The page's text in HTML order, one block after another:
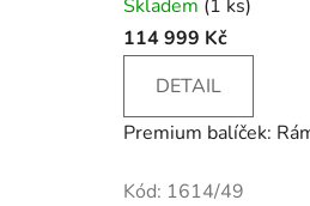
Skladem (1 ks)
114 999 Kč
DETAIL
Premium balíček:
Kód: 1614/49